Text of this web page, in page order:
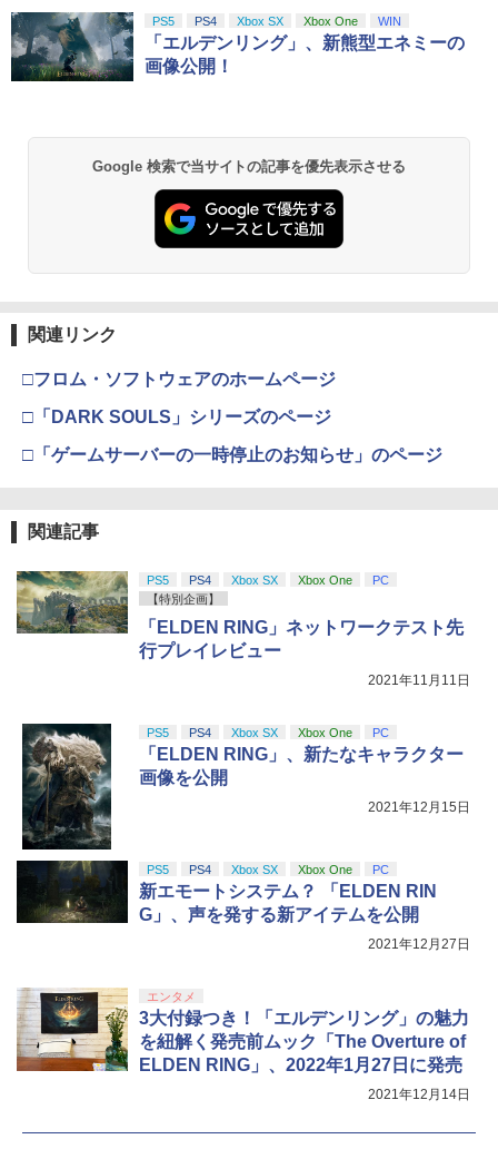
PS5 PS4 Xbox SX Xbox One WIN
「エルデンリング」、新熊型エネミーの
画像公開！
Google 検索で当サイトの記事を優先表示させる
関連リンク
□フロム・ソフトウェアのホームページ
□「DARK SOULS」シリーズのページ
□「ゲームサーバーの一時停止のお知らせ」のページ
関連記事
PS5 PS4 Xbox SX Xbox One
PC
【特別企画】
「ELDEN RING」ネットワークテスト先
行プレイレビュー
2021年11月11日
PS5 PS4 Xbox SX Xbox One PC
「ELDEN RING」、新たなキャラクター
画像を公開
2021年12月15日
PS5 PS4 Xbox SX Xbox One PC
新エモートシステム？ 「ELDEN RIN
G」、声を発する新アイテムを公開
2021年12月27日
エンタメ
3大付録つき！「エルデンリング」の魅力
を紐解く発売前ムック「The Overture of
ELDEN RING」、2022年1月27日に発売
2021年12月14日